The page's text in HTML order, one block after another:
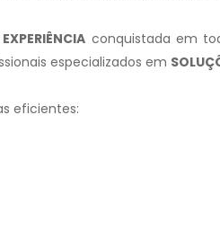
EXPERIÊNCIA conquistada em
especializados em
eficientes: